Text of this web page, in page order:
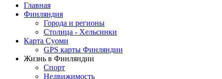
Главная
Финляндия
Города и регионы
Столица - Хельсинки
Карта Суоми
GPS карты Финляндии
Жизнь в Финляндии
Спорт
Недвижимость